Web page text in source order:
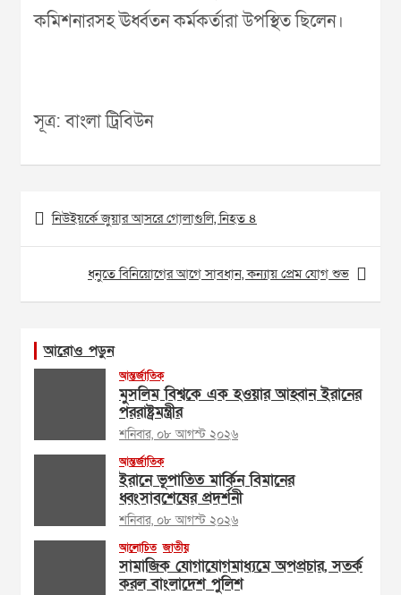
কমিশনারসহ ঊর্ধ্বতন কর্মকর্তারা উপস্থিত ছিলেন।
সূত্র: বাংলা ট্রিবিউন
Post
navigation
নিউইয়র্কে জুয়ার আসরে গোলাগুলি, নিহত ৪
ধনুতে বিনিয়োগের আগে সাবধান, কন্যায় প্রেম যোগ শুভ
আরোও পড়ুন
আন্তর্জাতিক
মুসলিম বিশ্বকে এক হওয়ার আহ্বান ইরানের
পররাষ্ট্রমন্ত্রীর
শনিবার, ০৮ আগস্ট ২০২৬
আন্তর্জাতিক
ইরানে ভূপাতিত মার্কিন বিমানের
ধ্বংসাবশেষের প্রদর্শনী
শনিবার, ০৮ আগস্ট ২০২৬
আলোচিত জাতীয়
সামাজিক যোগাযোগমাধ্যমে অপপ্রচার, সতর্ক
করল বাংলাদেশ পুলিশ